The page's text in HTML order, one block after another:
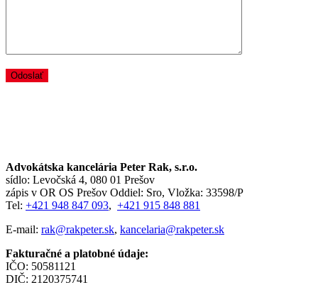
Advokátska kancelária Peter Rak, s.r.o.
sídlo: Levočská 4, 080 01 Prešov
zápis v OR OS Prešov Oddiel: Sro, Vložka: 33598/P
Tel: +421 948 847 093, +421 915 848 881
E-mail: rak@rakpeter.sk, kancelaria@rakpeter.sk
Fakturačné a platobné údaje:
IČO: 50581121
DIČ: 2120375741